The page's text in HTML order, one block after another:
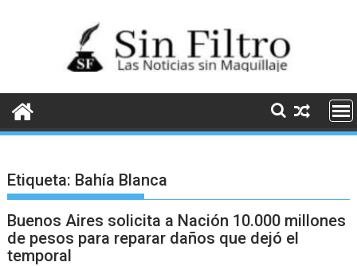
Etiqueta: Bahía Blanca
Buenos Aires solicita a Nación 10.000 millones
de pesos para reparar daños que dejó el
temporal